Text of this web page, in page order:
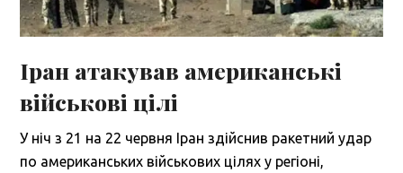
Іран атакував американські
військові цілі
У ніч з 21 на 22 червня Іран здійснив ракетний удар
по американських військових цілях у регіоні,